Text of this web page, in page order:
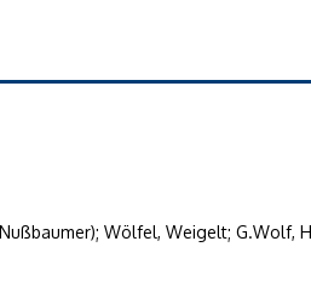
Wölfel, Weigelt; G.Wolf,